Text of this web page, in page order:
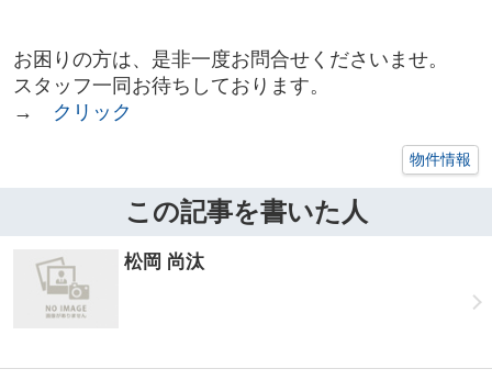
お困りの方は、是非一度お問合せくださいませ。
スタッフ一同お待ちしております。
→
クリック
物件情報
この記事を書いた人
松岡 尚汰